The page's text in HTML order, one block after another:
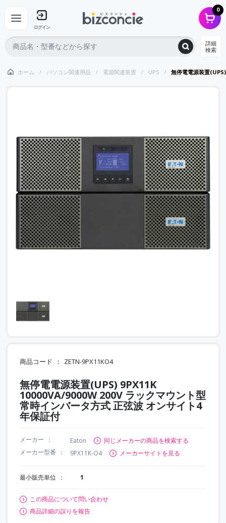
ログイン
0
詳細
検索
ホーム パソコン関連用品 電源関連装置 UPS 無停電電源装置
商品コード ZETN-9PX11KO4
無停電電源装置(UPS) 9PX11K
10000VA/9000W 200V ラックマウント型
常時インバータ方式 正弦波 オンサイト4
年保証付
メーカー Eaton
同じメーカーの商品を検索する
メーカー型番
9PX11K-O4 メーカーサイトを見る
最小販売単位 1
この商品について問い合わせ
商品詳細の誤りを報告